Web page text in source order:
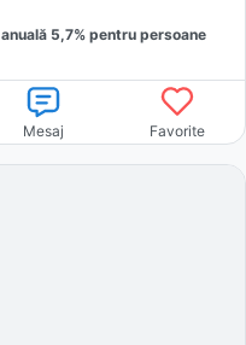
anuală 5,7% pentru persoane
Mesaj Favorite